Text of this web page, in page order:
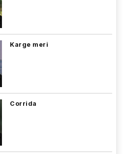
Karge meri
Corrida